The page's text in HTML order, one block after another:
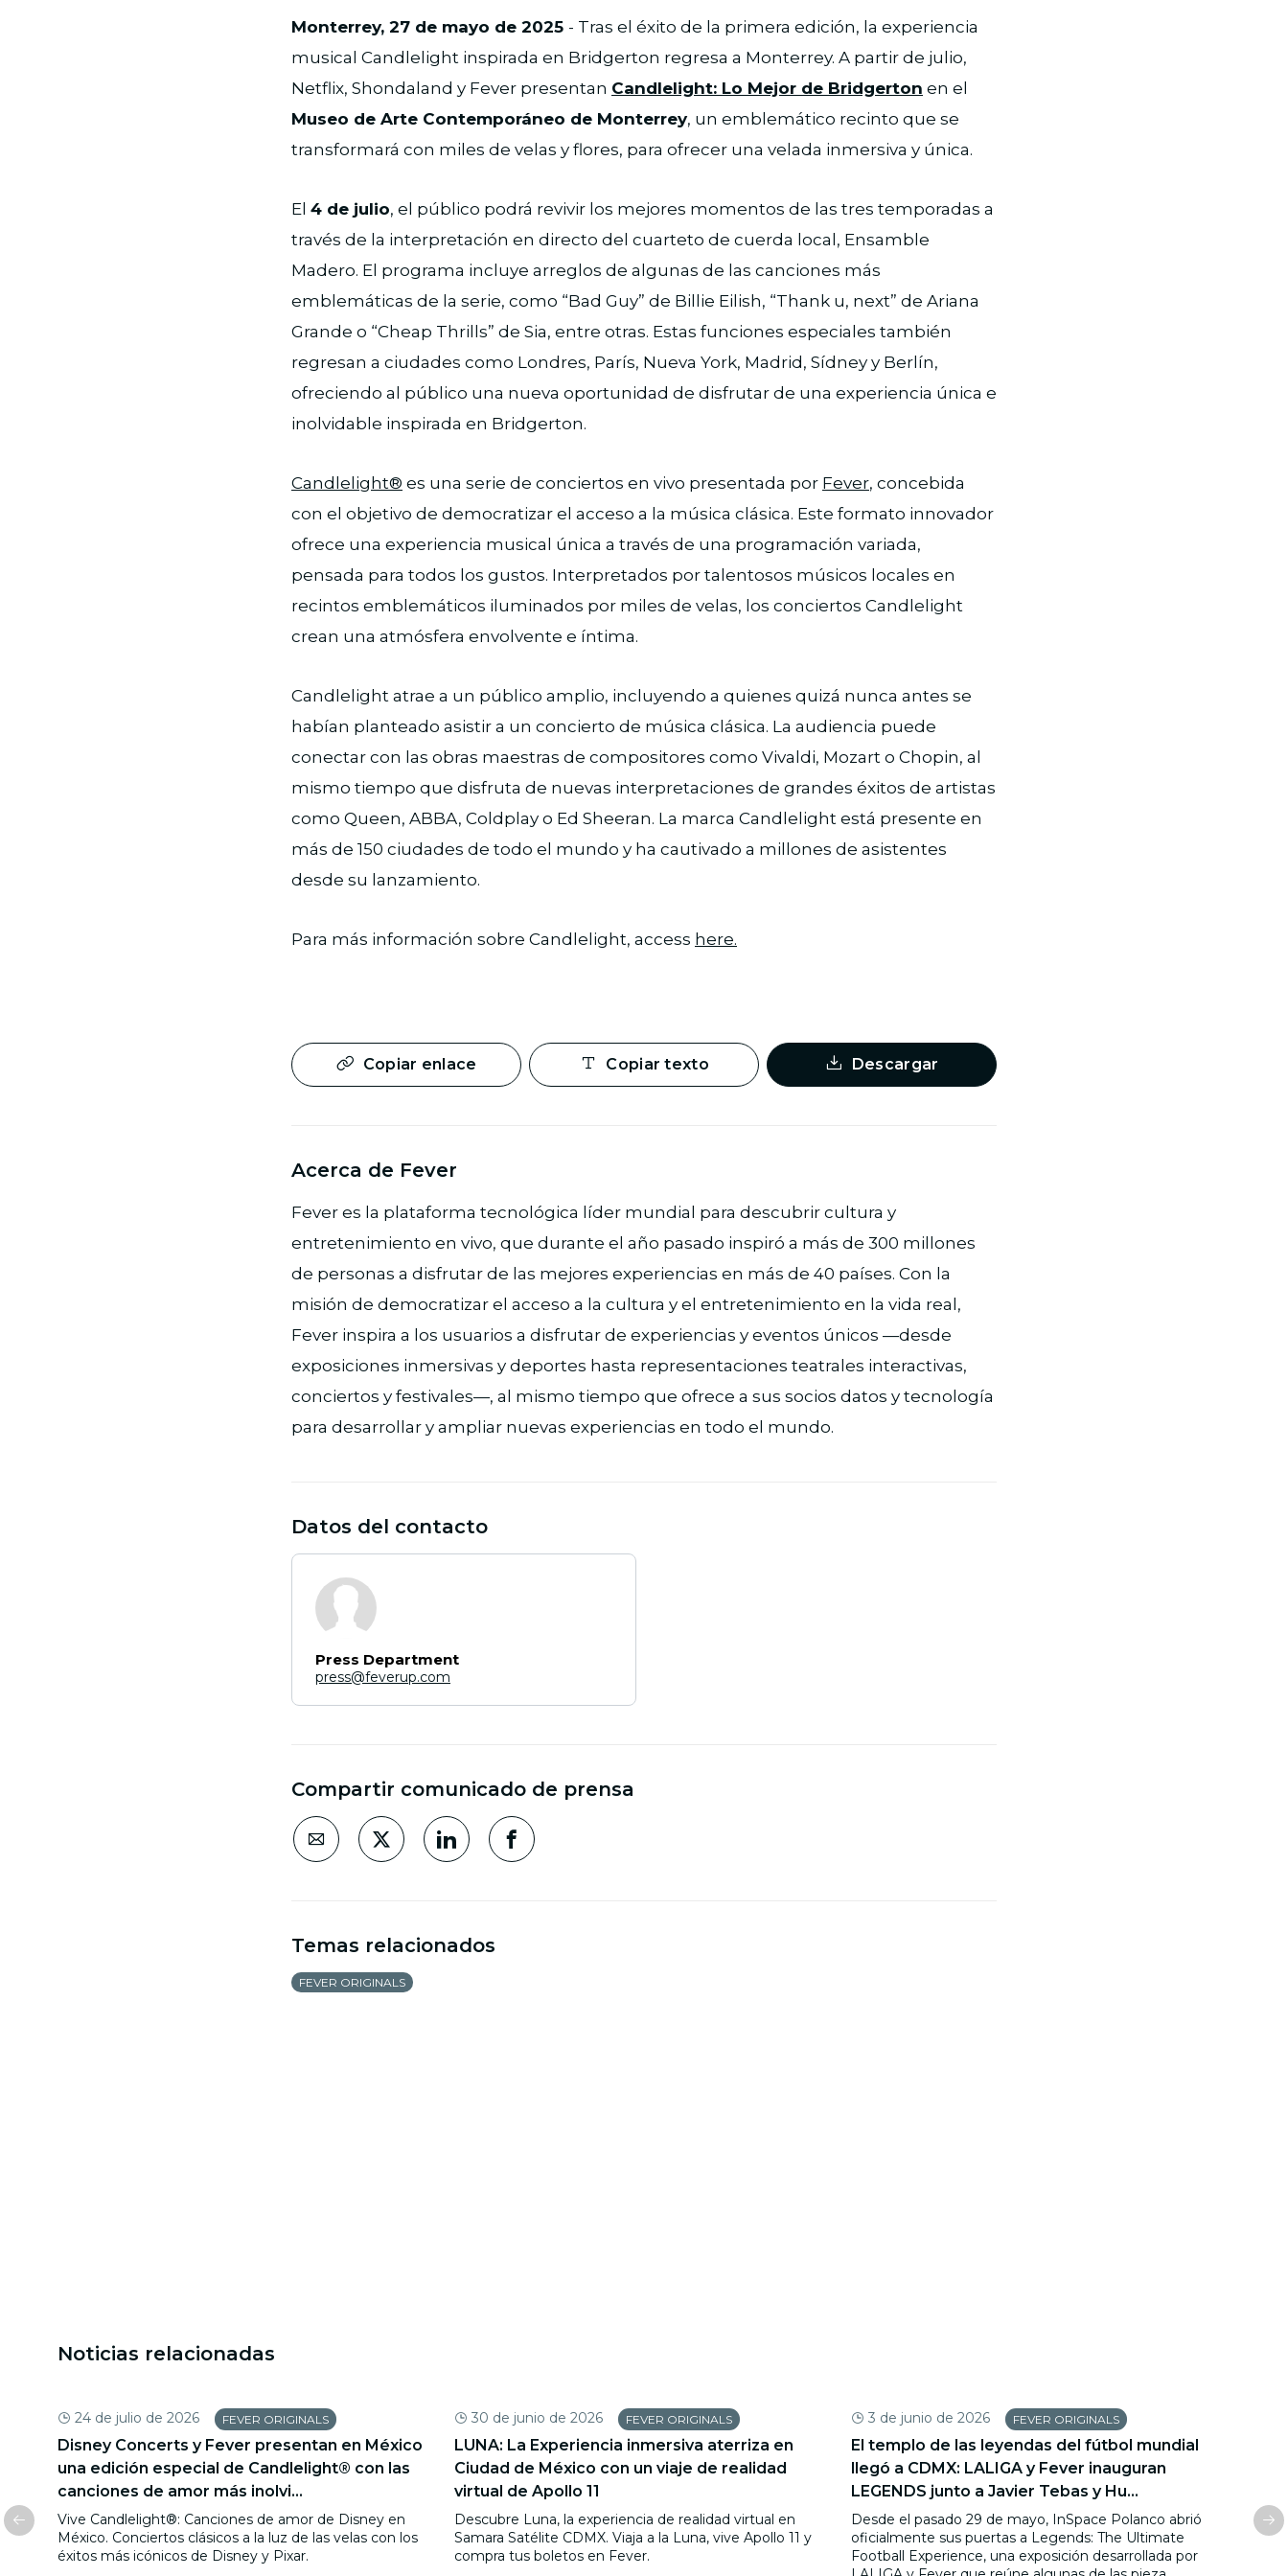
Monterrey, 27 de mayo de 2025 - Tras el éxito de la primera edición, la experiencia
musical Candlelight inspirada en Bridgerton regresa a Monterrey. A partir de julio,
Netflix, Shondaland y Fever presentan Candlelight: Lo Mejor de Bridgerton en el
Museo de Arte Contemporáneo de Monterrey, un emblemático recinto que se
transformará con miles de velas y flores, para ofrecer una velada inmersiva y única.
El 4 de julio, el público podrá revivir los mejores momentos de las tres temporadas a
través de la interpretación en directo del cuarteto de cuerda local, Ensamble
Madero. El programa incluye arreglos de algunas de las canciones más
emblemáticas de la serie, como “Bad Guy” de Billie Eilish, “Thank u, next” de Ariana
Grande o “Cheap Thrills” de Sia, entre otras. Estas funciones especiales también
regresan a ciudades como Londres, París, Nueva York, Madrid, Sídney y Berlín,
ofreciendo al público una nueva oportunidad de disfrutar de una experiencia única e
inolvidable inspirada en Bridgerton.
Candlelight® es una serie de conciertos en vivo presentada por Fever, concebida
con el objetivo de democratizar el acceso a la música clásica. Este formato innovador
ofrece una experiencia musical única a través de una programación variada,
pensada para todos los gustos. Interpretados por talentosos músicos locales en
recintos emblemáticos iluminados por miles de velas, los conciertos Candlelight
crean una atmósfera envolvente e íntima.
Candlelight atrae a un público amplio, incluyendo a quienes quizá nunca antes se
habían planteado asistir a un concierto de música clásica. La audiencia puede
conectar con las obras maestras de compositores como Vivaldi, Mozart o Chopin, al
mismo tiempo que disfruta de nuevas interpretaciones de grandes éxitos de artistas
como Queen, ABBA, Coldplay o Ed Sheeran. La marca Candlelight está presente en
más de 150 ciudades de todo el mundo y ha cautivado a millones de asistentes
desde su lanzamiento.
Para más información sobre Candlelight, access here.
Copiar enlace Copiar texto Descargar
Acerca de Fever
Fever es la plataforma tecnológica líder mundial para descubrir cultura y
entretenimiento en vivo, que durante el año pasado inspiró a más de 300 millones
de personas a disfrutar de las mejores experiencias en más de 40 países. Con la
misión de democratizar el acceso a la cultura y el entretenimiento en la vida real,
Fever inspira a los usuarios a disfrutar de experiencias y eventos únicos —desde
exposiciones inmersivas y deportes hasta representaciones teatrales interactivas,
conciertos y festivales—, al mismo tiempo que ofrece a sus socios datos y tecnología
para desarrollar y ampliar nuevas experiencias en todo el mundo.
Datos del contacto
Press Department
press@feverup.com
Compartir comunicado de prensa
Temas relacionados
FEVER ORIGINALS
Noticias relacionadas
24 de julio de 2026 FEVER ORIGINALS
Disney Concerts y Fever presentan en México
una edición especial de Candlelight® con las
canciones de amor más inolvi...
Vive Candlelight®: Canciones de amor de Disney en
México. Conciertos clásicos a la luz de las velas con los
éxitos más icónicos de Disney y Pixar.
30 de junio de 2026 FEVER ORIGINALS
LUNA: La Experiencia inmersiva aterriza en
Ciudad de México con un viaje de realidad
virtual de Apollo 11
Descubre Luna, la experiencia de realidad virtual en
Samara Satélite CDMX. Viaja a la Luna, vive Apollo 11 y
compra tus boletos en Fever.
3 de junio de 2026 FEVER ORIGINALS
El templo de las leyendas del fútbol mundial
llegó a CDMX: LALIGA y Fever inauguran
LEGENDS junto a Javier Tebas y Hu...
Desde el pasado 29 de mayo, InSpace Polanco abrió
oficialmente sus puertas a Legends: The Ultimate
Football Experience, una exposición desarrollada por